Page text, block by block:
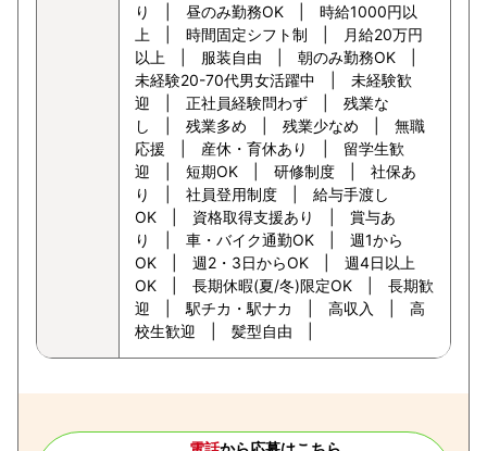
り | 昼のみ勤務OK | 時給1000円以
上 | 時間固定シフト制 | 月給20万円
以上 | 服装自由 | 朝のみ勤務OK |
未経験20-70代男女活躍中 | 未経験歓
迎 | 正社員経験問わず | 残業な
し | 残業多め | 残業少なめ | 無職
応援 | 産休・育休あり | 留学生歓
迎 | 短期OK | 研修制度 | 社保あ
り | 社員登用制度 | 給与手渡し
OK | 資格取得支援あり | 賞与あ
り | 車・バイク通勤OK | 週1から
OK | 週2・3日からOK | 週4日以上
OK | 長期休暇(夏/冬)限定OK | 長期歓
迎 | 駅チカ・駅ナカ | 高収入 | 高
校生歓迎 | 髪型自由 |